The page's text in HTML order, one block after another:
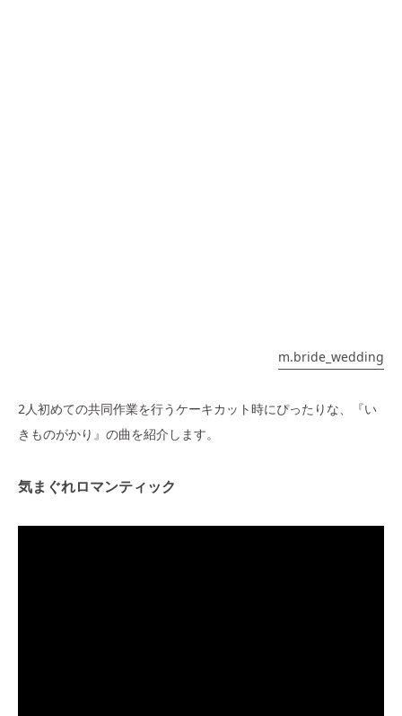
m.bride_wedding
2人初めての共同作業を行うケーキカット時にぴったりな、『い
きものがかり』の曲を紹介します。
気まぐれロマンティック